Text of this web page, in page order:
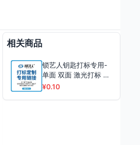
相关商品
锁艺人钥匙打标专用-
单面 双面 激光打标 厂
家定制
¥0.10